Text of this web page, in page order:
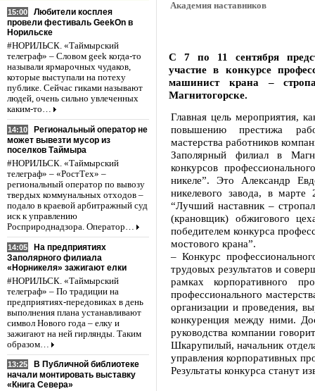
15:00
Любители косплея
провели фестиваль GeekOn в
Норильске
#НОРИЛЬСК. «Таймырский
телеграф» – Словом geek когда-то
называли ярмарочных чудаков,
которые выступали на потеху
публике. Сейчас гиками называют
людей, очень сильно увлеченных
каким-то…
14:10
Региональный оператор не
может вывезти мусор из
поселков Таймыра
#НОРИЛЬСК. «Таймырский
телеграф» – «РостТех» –
региональный оператор по вывозу
твердых коммунальных отходов –
подало в краевой арбитражный суд
иск к управлению
Росприроднадзора. Оператор…
14:05
На предприятиях
Заполярного филиала
«Норникеля» зажигают елки
#НОРИЛЬСК. «Таймырский
телеграф» – По традиции на
предприятиях-передовиках в день
выполнения плана устанавливают
символ Нового года – елку и
зажигают на ней гирлянды. Таким
образом…
13:25
В Публичной библиотеке
начали монтировать выставку
«Книга Севера»
Академия наставников
С 7 по 11 сентября
участие в конкурсе
машинист крана –
Магнитогорске.
Главная цель мероприятия,
повышению престижа
мастерства работников
Заполярный филиал в
конкурсов
никеле”. Это Александр
никелевого завода, в марте
“Лучший наставник –
(крановщик) обжигового
победителем конкурса
мостового крана”.
– Конкурс
трудовых результатов и
рамках корпоративного
профессионального
организации и проведения,
конкуренция между ними.
руководства компании
Шкарупилый, начальник
управления корпоративных
Результаты конкурса станут